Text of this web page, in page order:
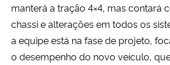
manterá a tração 4×4, mas contará
chassi e alterações em todos os
a equipe está na fase de projeto,
o desempenho do novo veículo,